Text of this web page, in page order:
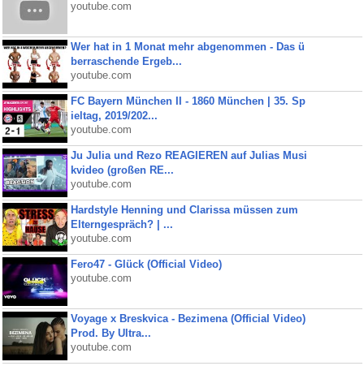
youtube.com
Wer hat in 1 Monat mehr abgenommen - Das ü
berraschende Ergeb...
youtube.com
FC Bayern München II - 1860 München | 35. Sp
ieltag, 2019/202...
youtube.com
Ju Julia und Rezo REAGIEREN auf Julias Musi
kvideo (großen RE...
youtube.com
Hardstyle Henning und Clarissa müssen zum
Elterngespräch? | ...
youtube.com
Fero47 - Glück (Official Video)
youtube.com
Voyage x Breskvica - Bezimena (Official Video)
Prod. By Ultra...
youtube.com